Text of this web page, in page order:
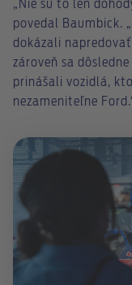
„Nie sú to len
povedal Baumbick.
dokázali
zároveň sa
prinášali vozidlá,
nezameniteľne